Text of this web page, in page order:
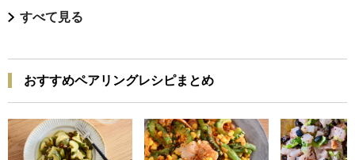
すべて見る
おすすめペアリングレシピまとめ